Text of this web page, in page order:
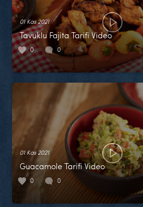
01 Kas 2021
Tavuklu Fajita Tarifi Video
0 0
01 Kas 2021
Guacamole Tarifi Video
0 0